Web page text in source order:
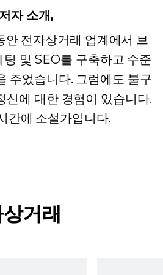
저자 소개,
안 전자상거래 업계에서 브
및 SEO를 구축하고 수준
주었습니다. 그럼에도 불구
신에 대한 경험이 있습니다.
간에 소설가입니다.
거래